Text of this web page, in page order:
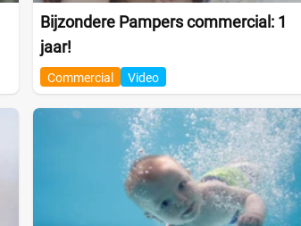
Bijzondere Pampers commercial: 1
jaar!
Commercial Video